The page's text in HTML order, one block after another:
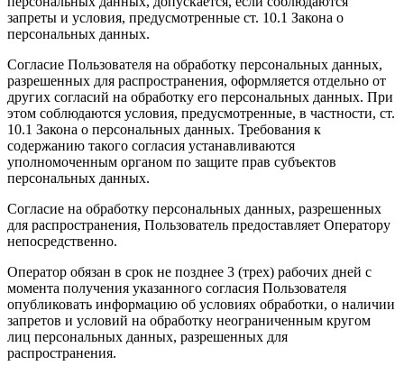
запреты и условия, предусмотренные ст. 10.1 Закона о
персональных данных.
Согласие Пользователя на обработку персональных данных,
разрешенных для распространения, оформляется отдельно от
других согласий на обработку его персональных данных. При
этом соблюдаются условия, предусмотренные, в частности, ст.
10.1 Закона о персональных данных. Требования к
содержанию такого согласия устанавливаются
уполномоченным органом по защите прав субъектов
персональных данных.
Согласие на обработку персональных данных, разрешенных
для распространения, Пользователь предоставляет Оператору
непосредственно.
Оператор обязан в срок не позднее 3 (трех) рабочих дней с
момента получения указанного согласия Пользователя
опубликовать информацию об условиях обработки, о наличии
запретов и условий на обработку неограниченным кругом
лиц персональных данных, разрешенных для
распространения.